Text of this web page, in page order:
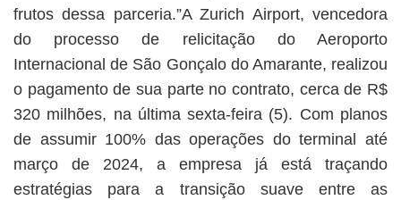
frutos dessa parceria.”A Zurich Airport, vencedora
do processo de relicitação do Aeroporto
Internacional de São Gonçalo do Amarante, realizou
o pagamento de sua parte no contrato, cerca de R$
320 milhões, na última sexta-feira (5). Com planos
de assumir 100% das operações do terminal até
março de 2024, a empresa já está traçando
estratégias para a transição suave entre as